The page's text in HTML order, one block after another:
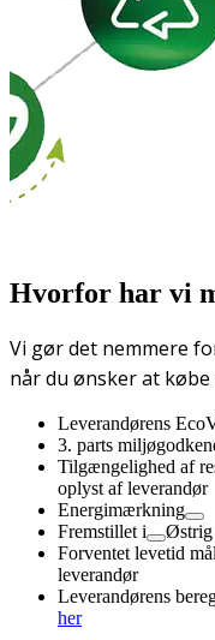
Hvorfor har vi
Vi gør det nemmere
når du ønsker at
Leverandørens
3. parts
Tilgængelighed af
oplyst af leverandør
Energimærkning
Fremstillet i
Østrig
Forventet levetid
leverandør
Leverandørens
her